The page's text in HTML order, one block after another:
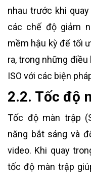
nhau trước khi
các chế độ giảm
mềm hậu kỳ để tối
ra, trong những
ISO với các biện
2.2. Tốc độ
Tốc độ màn trập
năng bắt sáng và
video. Khi quay
tốc độ màn trập